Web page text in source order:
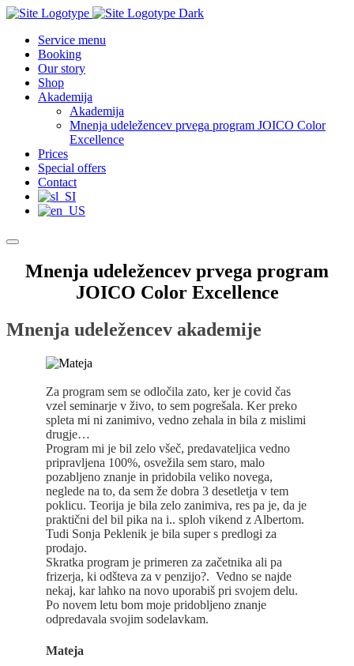
Service menu
Booking
Our story
Shop
Akademija
Akademija
Mnenja udeležencev prvega program JOICO Color
Excellence
Prices
Special offers
Contact
Mnenja udeležencev prvega program
JOICO Color Excellence
Mnenja udeležencev akademije
Za program sem se odločila zato, ker je covid čas
vzel seminarje v živo, to sem pogrešala. Ker preko
spleta mi ni zanimivo, vedno zehala in bila z mislimi
drugje…
Program mi je bil zelo všeč, predavateljica vedno
pripravljena 100%, osvežila sem staro, malo
pozabljeno znanje in pridobila veliko novega,
neglede na to, da sem že dobra 3 desetletja v tem
poklicu. Teorija je bila zelo zanimiva, res pa je, da je
praktični del bil pika na i.. sploh vikend z Albertom.
Tudi Sonja Peklenik je bila super s predlogi za
prodajo.
Skratka program je primeren za začetnika ali pa
frizerja, ki odšteva za v penzijo?. Vedno se najde
nekaj, kar lahko na novo uporabiš pri svojem delu.
Po novem letu bom moje pridobljeno znanje
odpredavala svojim sodelavkam.
Mateja